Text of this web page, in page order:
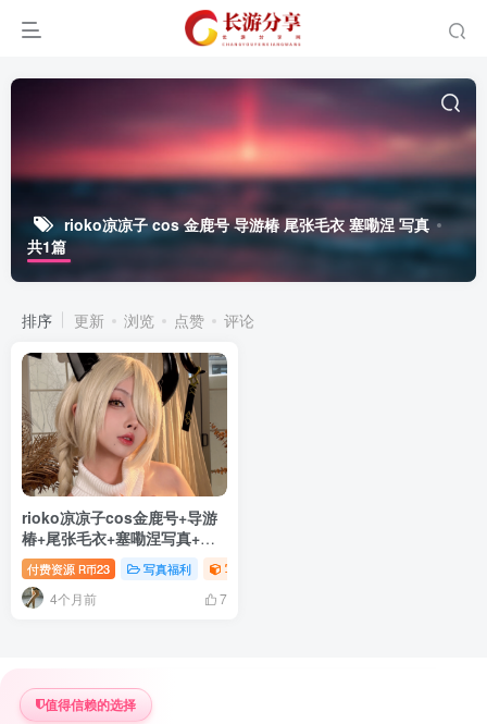
rioko凉凉子 cos 金鹿号 导游椿 尾张毛衣 塞嘞涅 写真
共1篇
排序 更新 浏览 点赞 评论
rioko凉凉子cos金鹿号+导游
椿+尾张毛衣+塞嘞涅写真+视
频付费资源 R币23 写真福利 写真视频专题
4个月前 7
值得信赖的选择